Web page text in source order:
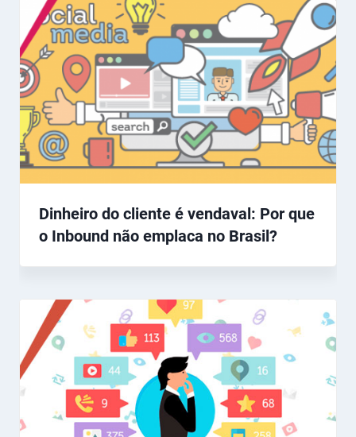
Dinheiro do cliente é vendaval: Por que
o Inbound não emplaca no Brasil?